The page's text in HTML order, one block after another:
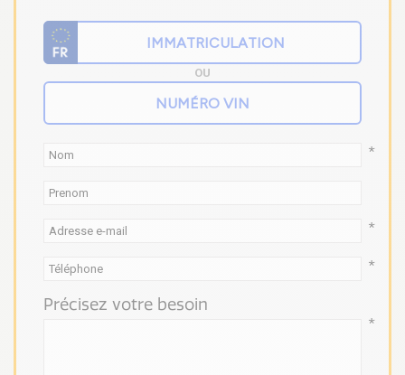
OU
*
*
*
Précisez votre besoin
*